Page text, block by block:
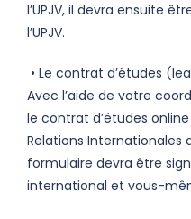
l’UPJV, il devra ensuite
l’UPJV.
• Le contrat d’études
Avec l’aide de votre
le contrat d’études
Relations Internationales
formulaire devra être
international et vous-